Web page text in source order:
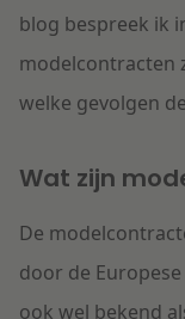
blog bespreek ik
modelcontracten
welke gevolgen
Wat zijn
De
door de
ook wel bekend